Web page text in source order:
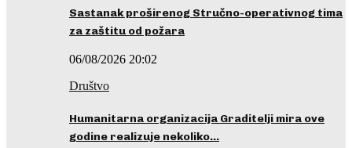
Sastanak proširenog Stručno-operativnog tima
za zaštitu od požara
06/08/2026 20:02
Društvo
Humanitarna organizacija Graditelji mira ove
godine realizuje nekoliko…